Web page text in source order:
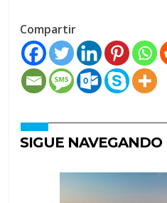
Compartir
SIGUE NAVEGANDO